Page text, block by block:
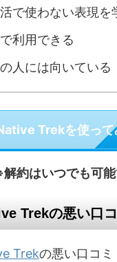
で使わない表現を
利用できる
人には向いている
Trekを使って
約はいつでも可
Trekの悪い口
Trekの悪い口コミ